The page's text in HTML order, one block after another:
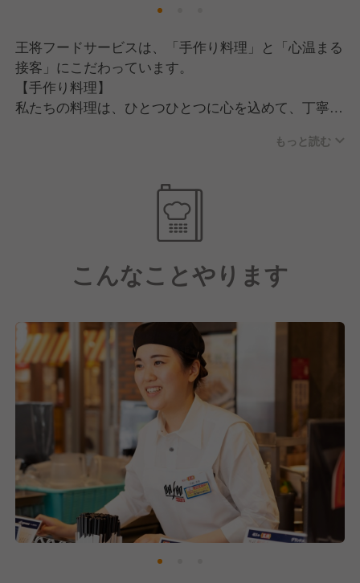
王将フードサービスは、「手作り料理」と「心温まる
接客」にこだわっています。
【手作り料理】
私たちの料理は、ひとつひとつに心を込めて、丁寧に
できたてのおいしさをそのままお届けするために、使
り、妥協のない味を追求しています。
毎日の仕込みから調理、盛り付けに至るまで、すべて
の工程において「お客様に喜んでいただきたい」とい
う想いを持ち、スタッフ全員で協力しながら取り組ん
でいます。
一人でも多くのお客様に「おいしかった」と笑顔で言
めた料理づくりを大切にしています。
それこそが、私たちのやりがいであり、何よりの喜び
です。
【心温まる接客】
私たちは、お客様に笑顔でお帰りいただけるような、
心温まる接客を日々心がけています。
「いらっしゃいませ」や「ありがとうございます」と
いった挨拶一つひとつにも、感謝の気持ちを込め、お
客様との出会いを大切にしています。
ただ料理を提供するだけでなく、心地よい時間と空間
をご提供できるよう、スタッフ一人ひとりが思いやり
を持って行動し、お客様が気持ちよく過ごせるお店づ
くりに取り組んでいます。
もっと読む
こんなことやります